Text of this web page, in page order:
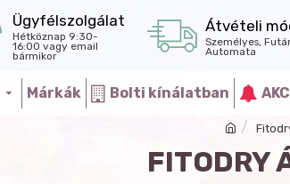
Ügyfélszolgálat
Hétköznap 9:30-
16:00 vagy email
bármikor
Átvételi
Személyes,
Automata
Márkák Bolti kínálatban
FITODRY